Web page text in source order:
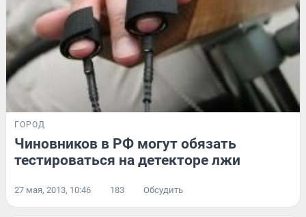
ГОРОД
Чиновников в РФ могут обязать
тестироваться на детекторе лжи
27 мая, 2013, 10:46 183 Обсудить